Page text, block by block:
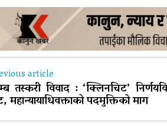
article
तस्करी विवाद : ‘क्लिनचिट’
महान्यायाधिवक्ताको पदमुक्तिको माग